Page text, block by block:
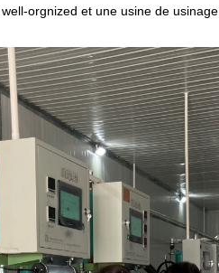
orgnized et une usine de usinage.